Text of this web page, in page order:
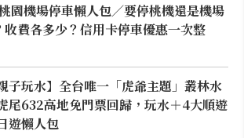
園機場停車懶人包／要停桃機還是機場
收費各多少？信用卡停車優惠一次整
子玩水】全台唯一「虎爺主題」叢林水
尾632高地免門票回歸，玩水＋4大順遊
遊懶人包